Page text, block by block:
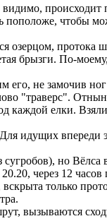
поположе,
озерцом, протока
брызги. По-
не замочив
"траверс".
елки.
идущих впереди
но
через 12
только